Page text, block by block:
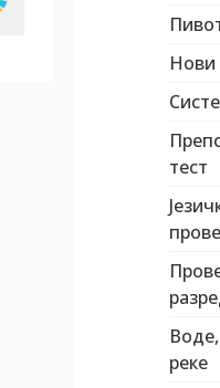
Нови
тест
реке